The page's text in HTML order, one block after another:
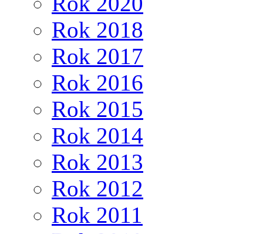
Rok 2018
Rok 2017
Rok 2016
Rok 2015
Rok 2014
Rok 2013
Rok 2012
Rok 2011